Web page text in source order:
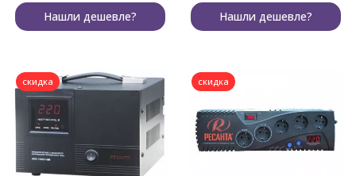
Нашли дешевле? Нашли дешевле?
скидка скидка